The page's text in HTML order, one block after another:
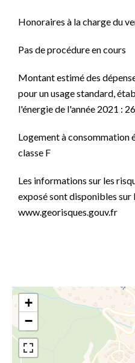
Honoraires à la charge du
Pas de procédure en cours
Montant estimé des
pour un usage standard,
l'énergie de l'année 2021 :
Logement à consommation
classe F
Les informations sur les
exposé sont disponibles sur
www.georisques.gouv.fr
+
−